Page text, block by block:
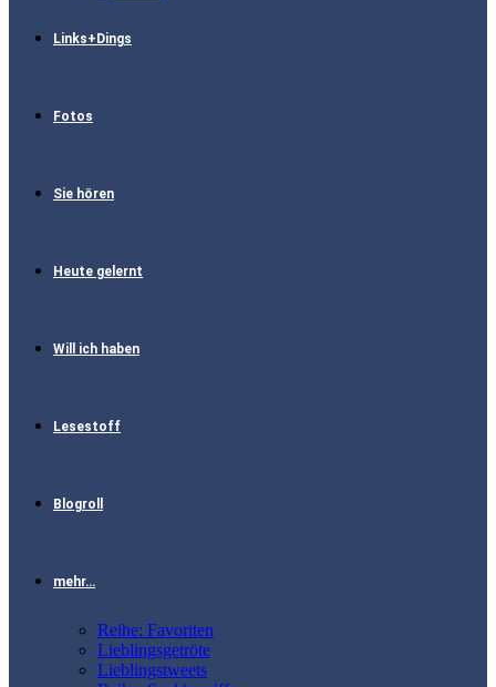
Links+Dings
Fotos
Sie hören
Heute gelernt
Will ich haben
Lesestoff
Blogroll
mehr…
Reihe: Favoriten
Lieblingsgetröte
Lieblingstweets